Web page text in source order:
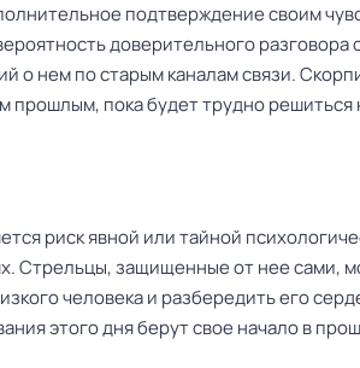
подтверждение своим
доверительного разговора
о нем по старым каналам связи.
пока будет трудно решиться
риск явной или тайной
Стрельцы, защищенные от нее сами,
человека и разбередить его
этого дня берут свое начало в